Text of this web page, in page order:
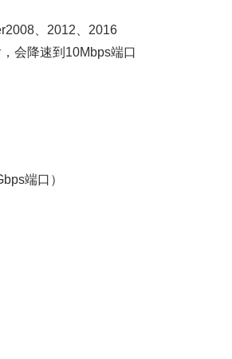
、2012、2016
会降速到10Mbps端口
端口）